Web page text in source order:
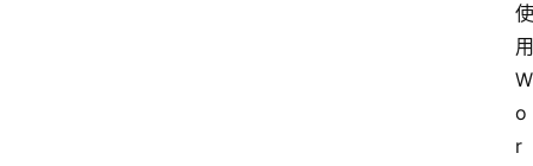
使
用
W
o
r